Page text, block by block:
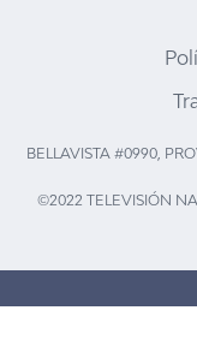
BELLAVISTA #0990,
©2022 TELEVISIÓN